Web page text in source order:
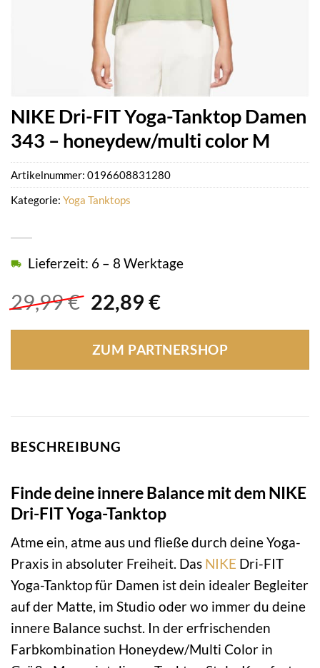
NIKE Dri-FIT Yoga-Tanktop Damen
343 – honeydew/multi color M
29,99€ Ursprünglicher
war:
29,99 €
22,89 €Aktueller
ist:
22,89 €.
Lieferzeit: 6 – 8 Werktage
ZUM PARTNERSHOP
Artikelnummer: 0196608831280
Kategorie: Yoga Tanktops
BESCHREIBUNG
Finde deine innere Balance mit dem NIKE
Dri-FIT Yoga-Tanktop
Atme ein, atme aus und fließe durch deine Yoga-
Praxis in absoluter Freiheit. Das NIKE Dri-FIT
Yoga-Tanktop für Damen ist dein idealer Begleiter
auf der Matte, im Studio oder wo immer du deine
innere Balance suchst. In der erfrischenden
Farbkombination Honeydew/Multi Color in